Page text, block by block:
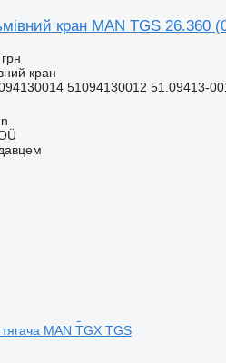
кран MAN TGS 26.360
кран
51094130012 51.09413-
MAN TGX TGS